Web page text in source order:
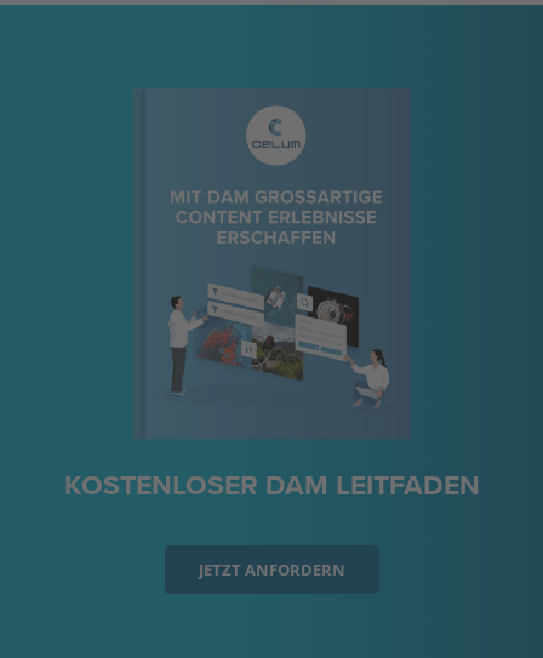
KOSTENLOSER DAM LEITFADEN
JETZT ANFORDERN